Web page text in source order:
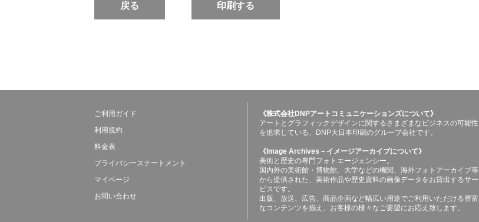
戻る 印刷する
ご利用ガイド
利用規約
料金表
プライバシーステートメント
マイページ
お問い合わせ
《株式会社DNPアートコミュニケーションズについて》
アートとグラフィックデザインに関するさまざまなビジネスの可能性
を追求している、DNP大日本印刷のグループ会社です。
《Image Archives－イメージアーカイブについて》
美術と歴史の専門フォトエージェンシー。
国内外の美術館・博物館、大学などの機関、海外フォトアーカイブ等
から提供された、美術作品や歴史資料の画像データをお貸出するサー
ビスです。
出版、放送、広告、商品企画など幅広い用途でご利用いただける豊富
なコンテンツを揃え、お客様の様々なご要望にお応え致します。